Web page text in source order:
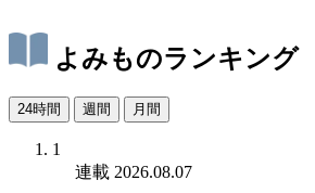
よみものランキング
24時間 週間 月間
1
連載 2026.08.07